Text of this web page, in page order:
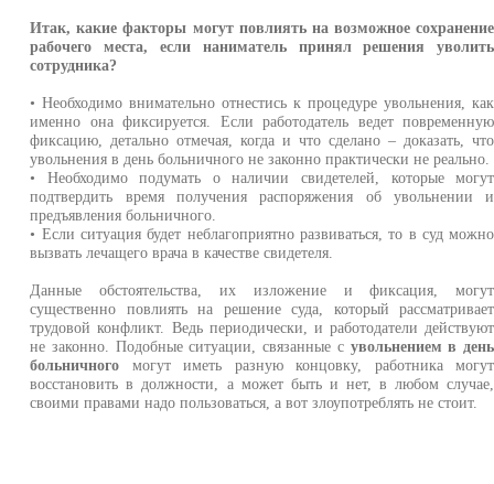
Итак, какие факторы могут повлиять на возможное сохранение
рабочего места, если наниматель принял решения уволить
сотрудника?
• Необходимо внимательно отнестись к процедуре увольнения, как
именно она фиксируется. Если работодатель ведет повременную
фиксацию, детально отмечая, когда и что сделано – доказать, что
увольнения в день больничного не законно практически не реально.
• Необходимо подумать о наличии свидетелей, которые могут
подтвердить время получения распоряжения об увольнении и
предъявления больничного.
• Если ситуация будет неблагоприятно развиваться, то в суд можно
вызвать лечащего врача в качестве свидетеля.
Данные обстоятельства, их изложение и фиксация, могут
существенно повлиять на решение суда, который рассматривает
трудовой конфликт. Ведь периодически, и работодатели действуют
не законно. Подобные ситуации, связанные с увольнением в день
больничного могут иметь разную концовку, работника могут
восстановить в должности, а может быть и нет, в любом случае,
своими правами надо пользоваться, а вот злоупотреблять не стоит.